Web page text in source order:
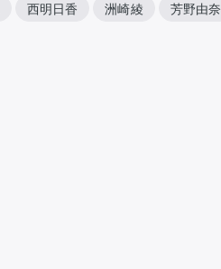
西明日香 洲崎綾 芳野由奈